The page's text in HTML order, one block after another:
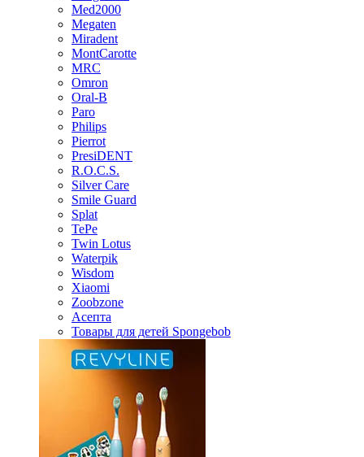
Med2000
Megaten
Miradent
MontCarotte
MRC
Omron
Oral-B
Paro
Philips
Pierrot
PresiDENT
R.O.C.S.
Silver Care
Smile Guard
Splat
TePe
Twin Lotus
Waterpik
Wisdom
Xiaomi
Zoobzone
Асепта
Товары для детей Spongebob